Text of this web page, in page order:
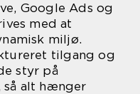
Google Ads og
med at
miljø.
tilgang og
styr på
alt hænger